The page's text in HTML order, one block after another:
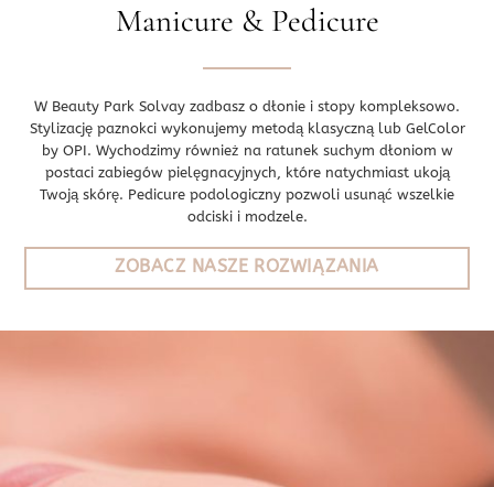
Manicure & Pedicure
W Beauty Park Solvay zadbasz o dłonie i stopy kompleksowo.
Stylizację paznokci wykonujemy metodą klasyczną lub GelColor
by OPI. Wychodzimy również na ratunek suchym dłoniom w
postaci zabiegów pielęgnacyjnych, które natychmiast ukoją
Twoją skórę. Pedicure podologiczny pozwoli usunąć wszelkie
odciski i modzele.
ZOBACZ NASZE ROZWIĄZANIA